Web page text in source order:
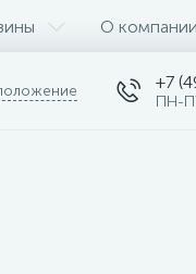
О компании
+7
ПН-